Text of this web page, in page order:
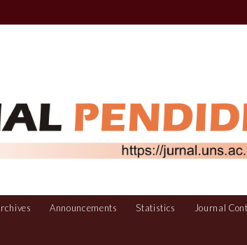
Announcements Statistics Journal